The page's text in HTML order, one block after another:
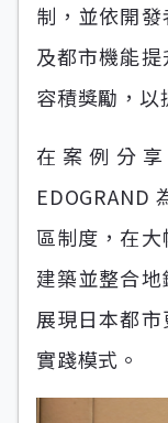
制，並依開
及都市機能
容積獎勵，以
在案例分
EDOGRAND
區制度，在
建築並整合地
展現日本都
實踐模式。